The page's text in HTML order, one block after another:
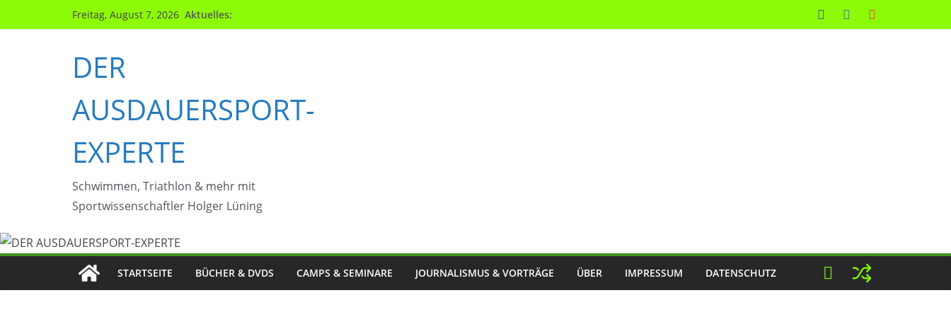
Inhalt
Freitag, August 7, 2026 Aktuelles:
DER
AUSDAUERSPORT-
EXPERTE
Schwimmen, Triathlon & mehr mit
Sportwissenschaftler Holger Lüning
STARTSEITE BÜCHER & DVDS CAMPS & SEMINARE JOURNALISMUS & VORTRÄGE ÜBER IMPRESSUM DATENSCHUTZ